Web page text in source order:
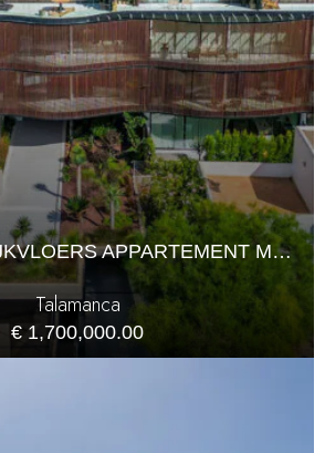
MODERN GELIJKVLOERS APPARTEMENT MET TUIN IN TALAMANCA
Talamanca
€ 1,700,000.00